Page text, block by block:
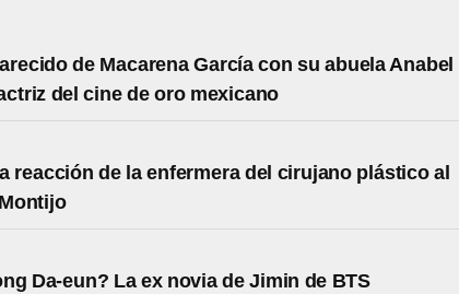
de Macarena García con su abuela Anabel
del cine de oro mexicano
reacción de la enfermera del cirujano plástico al
Da-eun? La ex novia de Jimin de BTS